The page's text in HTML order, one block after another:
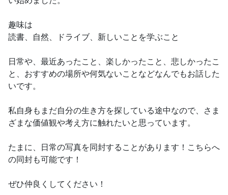
趣味は
読書、自然、ドライブ、新しいことを学ぶこと
日常や、最近あったこと、楽しかったこと、悲しかったこ
と、おすすめの場所や何気ないことなどなんでもお話した
いです。
私自身もまだ自分の生き方を探している途中なので、さま
ざまな価値観や考え方に触れたいと思っています。
たまに、日常の写真を同封することがあります！こちらへ
の同封も可能です！
ぜひ仲良くしてください！